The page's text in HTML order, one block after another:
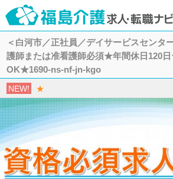
＜白河市／正社員／デイサービスセンタ
護師または准看護師必須★年間休日120
OK★1690-ns-nf-jn-kgo
NEW! ★